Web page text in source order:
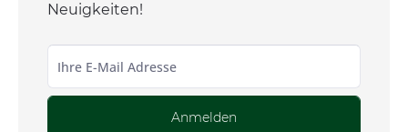
Neuigkeiten!
Anmelden